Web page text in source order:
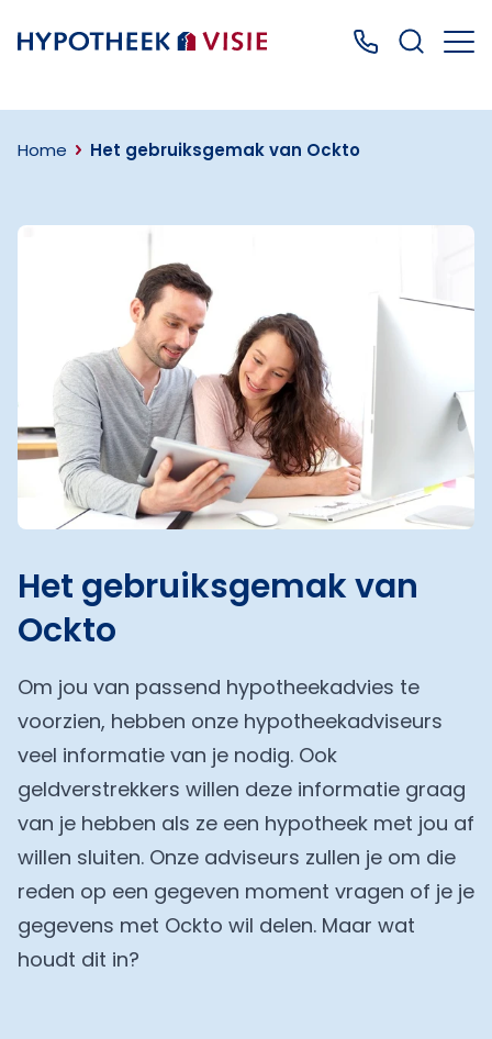
Terug naar home Bel ons: 0499
Home Het gebruiksgemak van Ockto
Het gebruiksgemak van
Ockto
Om jou van passend hypotheekadvies te
voorzien, hebben onze hypotheekadviseurs
veel informatie van je nodig. Ook
geldverstrekkers willen deze informatie graag
van je hebben als ze een hypotheek met jou af
willen sluiten. Onze adviseurs zullen je om die
reden op een gegeven moment vragen of je je
gegevens met Ockto wil delen. Maar wat
houdt dit in?